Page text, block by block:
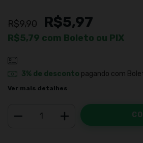
R$9,90 R$5,97
R$5,79 com Boleto ou PIX
3% de desconto pagando com
Ver mais detalhes